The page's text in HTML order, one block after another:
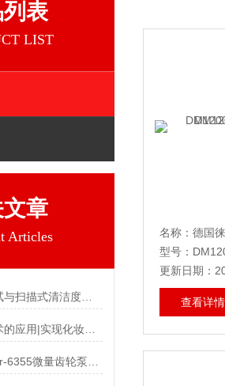
表
LIST
章
Articles
型号：
更新日期：
查看详情